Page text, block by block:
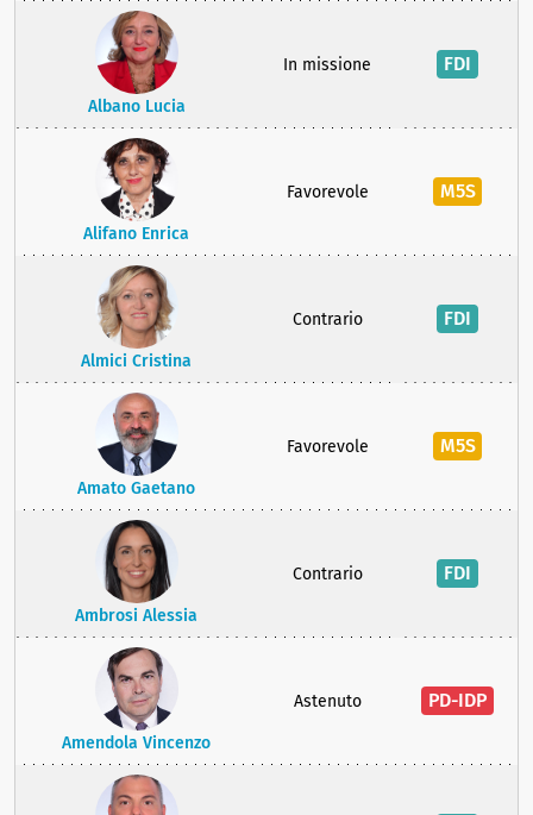
Albano Lucia
In missione FDI
Alifano Enrica
Favorevole M5S
Almici Cristina
Contrario FDI
Amato Gaetano
Favorevole M5S
Ambrosi Alessia
Contrario FDI
Amendola Vincenzo
Astenuto PD-IDP